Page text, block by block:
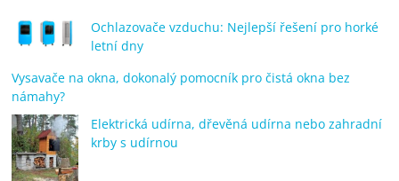
Ochlazovače vzduchu: Nejlepší řešení pro horké
letní dny
Vysavače na okna, dokonalý pomocník pro čistá okna bez
námahy?
Elektrická udírna, dřevěná udírna nebo zahradní
krby s udírnou